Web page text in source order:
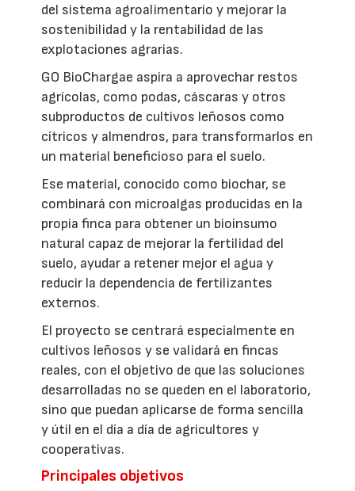
del sistema agroalimentario y mejorar la
sostenibilidad y la rentabilidad de las
explotaciones agrarias.
GO BioChargae aspira a aprovechar restos
agrícolas, como podas, cáscaras y otros
subproductos de cultivos leñosos como
cítricos y almendros, para transformarlos en
un material beneficioso para el suelo.
Ese material, conocido como biochar, se
combinará con microalgas producidas en la
propia finca para obtener un bioinsumo
natural capaz de mejorar la fertilidad del
suelo, ayudar a retener mejor el agua y
reducir la dependencia de fertilizantes
externos.
El proyecto se centrará especialmente en
cultivos leñosos y se validará en fincas
reales, con el objetivo de que las soluciones
desarrolladas no se queden en el laboratorio,
sino que puedan aplicarse de forma sencilla
y útil en el día a día de agricultores y
cooperativas.
Principales objetivos